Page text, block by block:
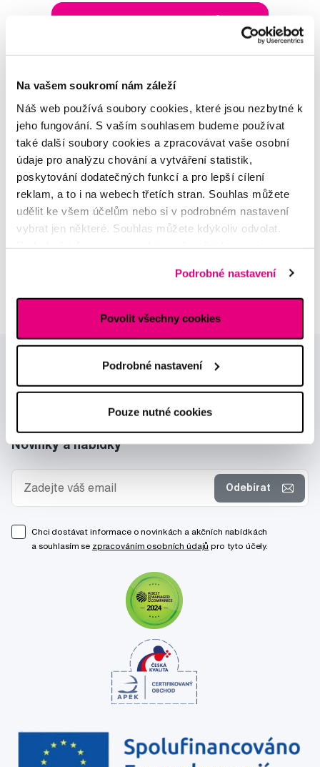
Na vašem soukromí nám záleží
Náš web používá soubory cookies, které jsou nezbytné k
jeho fungování. S vaším souhlasem budeme používat
také další soubory cookies a zpracovávat vaše osobní
údaje pro analýzu chování a vytváření statistik,
poskytování dodatečných funkcí a pro lepší cílení
reklam, a to i na webech třetích stran. Souhlas můžete
udělit ke všem účelům nebo si v podrobném nastavení
vybrat jen některé. Souhlas můžete kdykoliv odvolat.
Podrobné nastavení
Povolit všechny cookies
Podrobné nastavení
Pouze nutné cookies
MDDr. Tomáš Pražák
Odborná zubní konzultace –
parodontologie
Alena Růžičková
odborná konzultace dětského
sortimentu
MUDr. Alžběta Smetanová
dermatovenerologie
Novinky a nabídky
Odebírat
Chci dostávat informace o novinkách a akčních nabídkách
a souhlasím se zpracováním osobních údajů pro tyto účely.